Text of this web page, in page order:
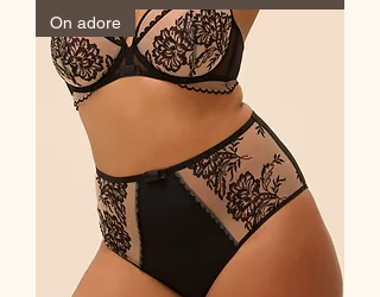
On adore